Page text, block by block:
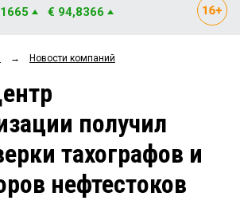
Мнения
Блоги
Архив
€ 94,8366
→ Новости компаний
получил
тахографов и
нефтестоков